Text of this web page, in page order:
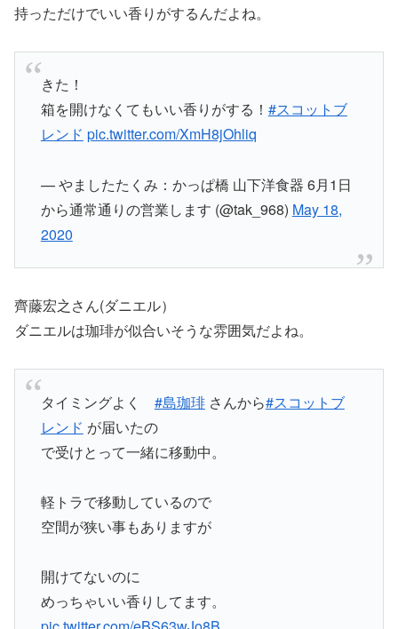
持っただけでいい香りがするんだよね。
きた！
箱を開けなくてもいい香りがする！ #スコットブ
レンド pic.twitter.com/XmH8jOhliq
— やましたたくみ：かっぱ橋 山下洋食器 6月1日
から通常通りの営業します (@tak_968) May 18,
2020
齊藤宏之さん(ダニエル）
ダニエルは珈琲が似合いそうな雰囲気だよね。
タイミングよく #島珈琲さんから#スコットブ
レンド が届いたの
で受けとって一緒に移動中。
軽トラで移動しているので
空間が狭い事もありますが
開けてないのに
めっちゃいい香りしてます。